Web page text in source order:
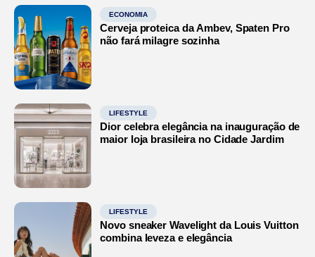
ECONOMIA
Cerveja proteica da Ambev, Spaten Pro
não fará milagre sozinha
LIFESTYLE
Dior celebra elegância na inauguração de
maior loja brasileira no Cidade Jardim
LIFESTYLE
Novo sneaker Wavelight da Louis Vuitton
combina leveza e elegância